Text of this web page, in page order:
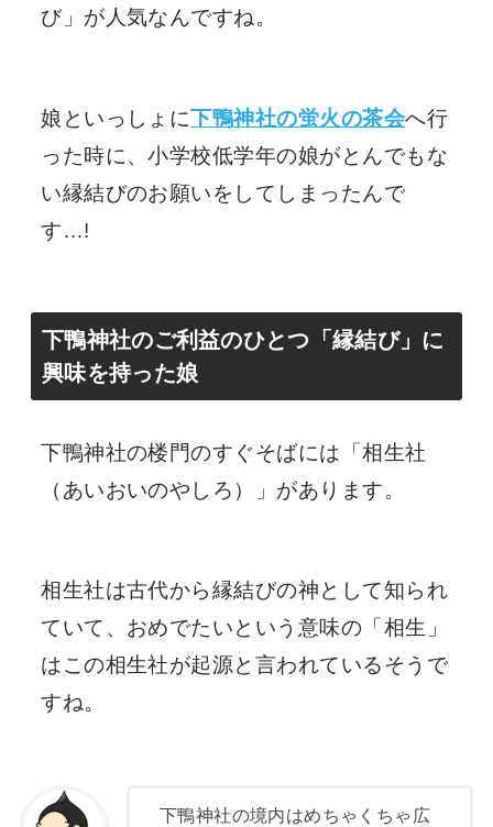
び」が人気なんですね。
娘といっしょに下鴨神社の蛍火の茶会へ行
った時に、小学校低学年の娘がとんでもな
い縁結びのお願いをしてしまったんで
す…!
下鴨神社のご利益のひとつ「縁結び」に
興味を持った娘
下鴨神社の楼門のすぐそばには「相生社
（あいおいのやしろ）」があります。
相生社は古代から縁結びの神として知られ
ていて、おめでたいという意味の「相生」
はこの相生社が起源と言われているそうで
すね。
下鴨神社の境内はめちゃくちゃ広